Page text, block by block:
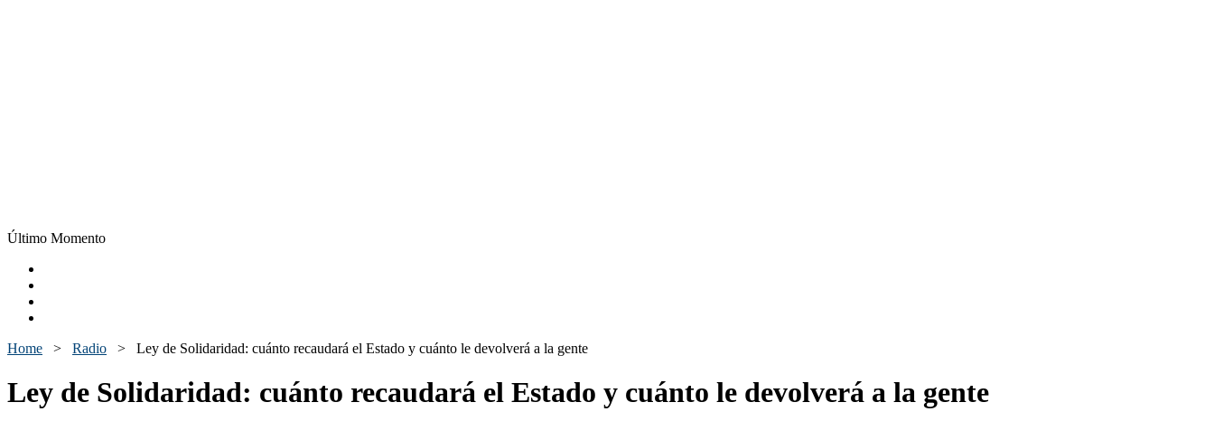
Último Momento
Home > Radio > Ley de Solidaridad: cuánto recaudará el Estado y cuánto le devolverá a la gente
Ley de Solidaridad: cuánto recaudará el Estado y cuánto le devolverá a la gente